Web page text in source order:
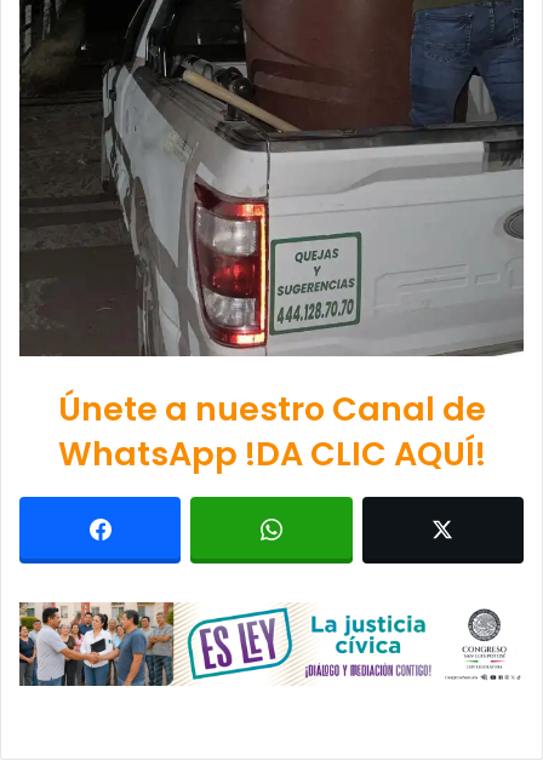
Únete a nuestro Canal de
WhatsApp !DA CLIC AQUÍ!